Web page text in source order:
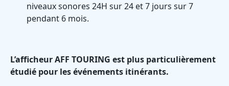
niveaux sonores 24H sur 24 et 7 jours sur 7
pendant 6 mois.
L’afficheur AFF TOURING est plus particulièrement
étudié pour les événements itinérants.